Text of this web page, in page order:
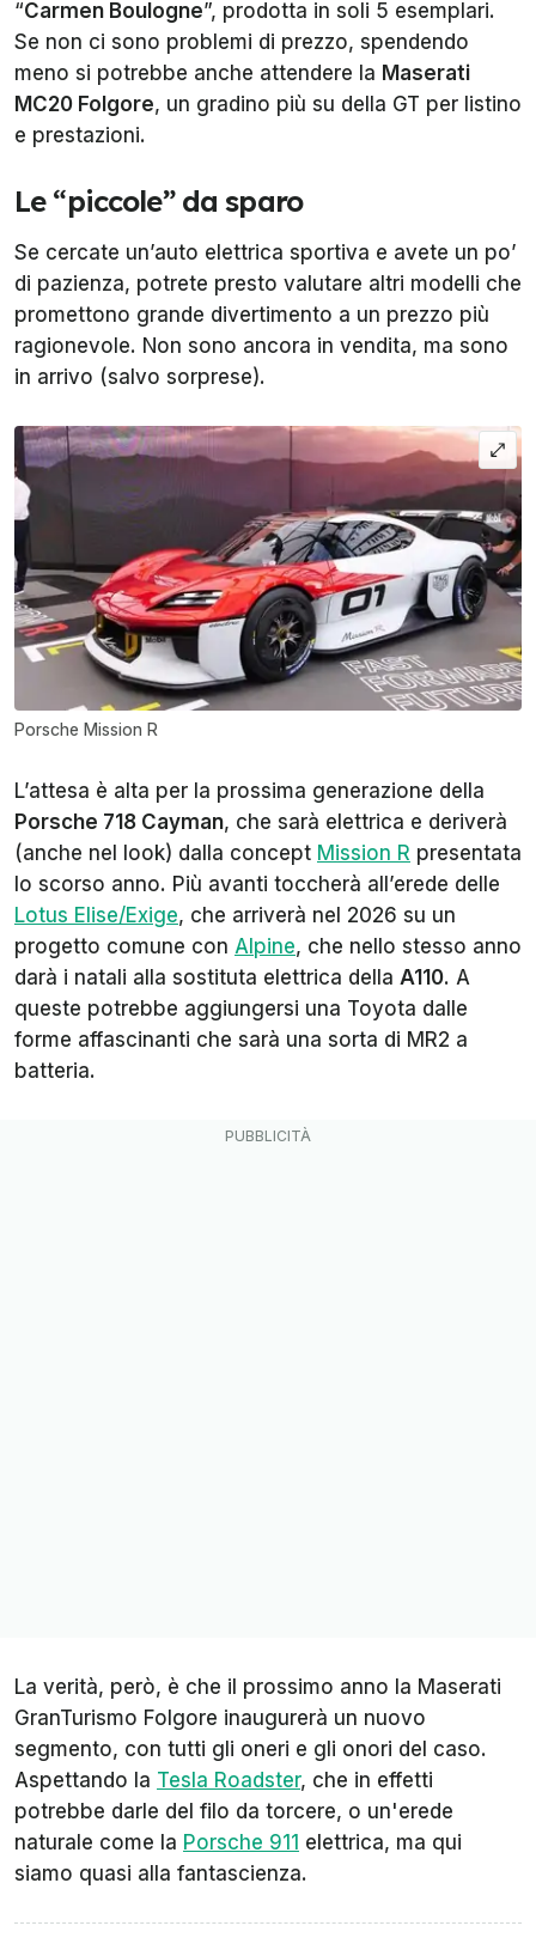
“Carmen Boulogne”, prodotta in soli 5 esemplari.
Se non ci sono problemi di prezzo, spendendo
meno si potrebbe anche attendere la Maserati
MC20 Folgore, un gradino più su della GT per listino
e prestazioni.
Le “piccole” da sparo
Se cercate un’auto elettrica sportiva e avete un po’
di pazienza, potrete presto valutare altri modelli che
promettono grande divertimento a un prezzo più
ragionevole. Non sono ancora in vendita, ma sono
in arrivo (salvo sorprese).
Porsche Mission R
L’attesa è alta per la prossima generazione della
Porsche 718 Cayman, che sarà elettrica e deriverà
(anche nel look) dalla concept Mission R presentata
lo scorso anno. Più avanti toccherà all’erede delle
Lotus Elise/Exige, che arriverà nel 2026 su un
progetto comune con Alpine, che nello stesso anno
darà i natali alla sostituta elettrica della A110. A
queste potrebbe aggiungersi una Toyota dalle
forme affascinanti che sarà una sorta di MR2 a
batteria.
La verità, però, è che il prossimo anno la Maserati
GranTurismo Folgore inaugurerà un nuovo
segmento, con tutti gli oneri e gli onori del caso.
Aspettando la Tesla Roadster, che in effetti
potrebbe darle del filo da torcere, o un'erede
naturale come la Porsche 911 elettrica, ma qui
siamo quasi alla fantascienza.